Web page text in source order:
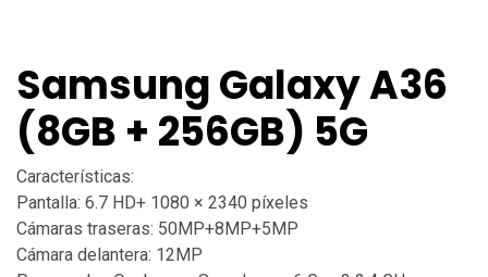
Samsung Galaxy A36
(8GB + 256GB) 5G
Características:
Pantalla: 6.7 HD+ 1080 × 2340 píxeles
Cámaras traseras: 50MP+8MP+5MP
Cámara delantera: 12MP